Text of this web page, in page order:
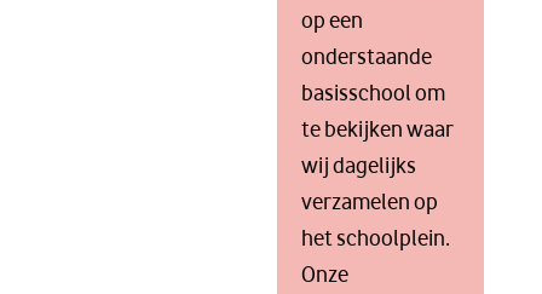
op een
onderstaande
basisschool om
te bekijken waar
wij dagelijks
verzamelen op
het schoolplein.
Onze